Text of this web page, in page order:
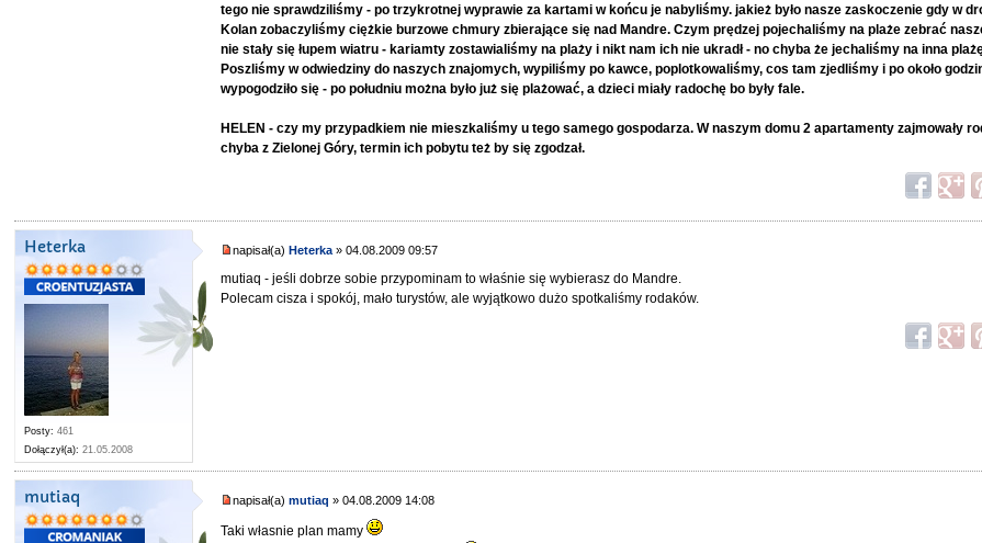
tego nie sprawdziliśmy - po trzykrotnej wyprawie za kartami w końcu je nabyliśmy. jakież było nasze zaskoczenie gdy w
Kolan zobaczyliśmy ciężkie burzowe chmury zbierające się nad Mandre. Czym prędzej pojechaliśmy na plaże zebrać
nie stały się łupem wiatru - kariamty zostawialiśmy na plaży i nikt nam ich nie ukradł - no chyba że jechaliśmy na inna
Poszliśmy w odwiedziny do naszych znajomych, wypiliśmy po kawce, poplotkowaliśmy, cos tam zjedliśmy i po około
wypogodziło się - po południu można było już się plażować, a dzieci miały radochę bo były fale.
HELEN - czy my przypadkiem nie mieszkaliśmy u tego samego gospodarza. W naszym domu 2 apartamenty zajmowały
chyba z Zielonej Góry, termin ich pobytu też by się zgodzał.
Heterka
Posty: 461
Dołączył(a): 21.05.2008
napisał(a)Heterka » 04.08.2009 09:57
mutiaq - jeśli dobrze sobie przypominam to właśnie się wybierasz do Mandre.
Polecam cisza i spokój, mało turystów, ale wyjątkowo dużo spotkaliśmy rodaków.
mutiaq napisał(a)mutiaq » 04.08.2009 14:08
Taki własnie plan mamy